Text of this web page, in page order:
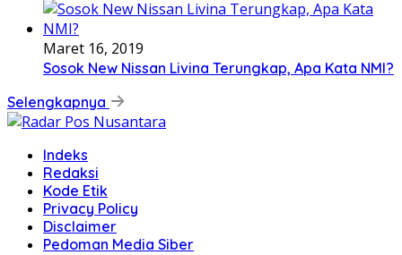
Maret 16, 2019
Sosok New Nissan Livina Terungkap, Apa Kata NMI?
Selengkapnya
Indeks
Redaksi
Kode Etik
Privacy Policy
Disclaimer
Pedoman Media Siber